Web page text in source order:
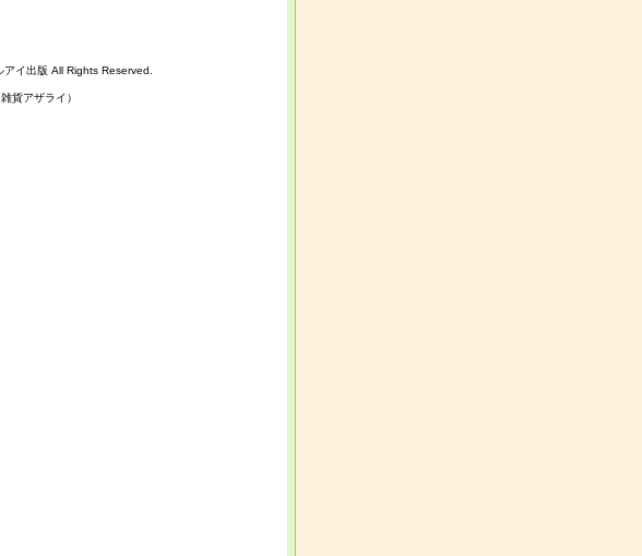
イ出版 All Rights Reserved.
貨アザライ）